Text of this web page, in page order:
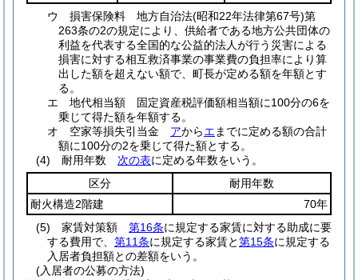
ウ
損害保険料 地方自治法(昭和22年法律第67号)第
263条の2の規定により、供給者である地方公共団体の
利益を代表する全国的な公益的法人が行う災害による
損害に対する相互救済事業の事業費の負担率により算
出した額を超えない額で、町長が定める額を年額とす
る。
エ
地代相当額 固定資産税評価額相当額に100分の6を
乗じて得た額を年額する。
オ
空家等損失引当金 アからエ までに定める額の合計
額に100分の2を乗じて得た額とする。
(4)
耐用年数 次の表に定める年数をいう。
区分
耐用年数
耐火構造2階建
70年
(5)
家賃対策額 第16条に規定する家賃に対する助成に要
する費用で、 第11条に規定する家賃と第15条に規定する
入居者負担額との差額をいう。
(入居者の公募の方法)